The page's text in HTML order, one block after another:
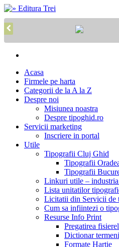
Acasa
Firmele pe harta
Categorii de la A la Z
Despre noi
Misiunea noastra
Despre tipoghid.ro
Servicii marketing
Inscriere in portal
Utile
Tipografii Cluj Ghid
Tipografii
Tipografii
Linkuri utile –
Lista unitatilor
Licitatii din Servicii de
Cum sa infiintezi o
Resurse Info Print
Pregatirea
Dictionar
Formate Hartie